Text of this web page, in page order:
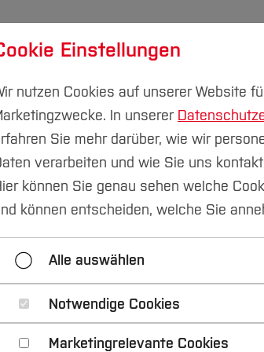
Forschung & Transfer
Qualitätsmanagement
& Evaluation Akademisches
Einstellungen
nutzen Cookies auf unserer Website
In unserer
Sie mehr darüber, wie wir
verarbeiten und wie Sie uns
können Sie genau sehen welche
können entscheiden, welche Sie
Alle auswählen
Notwendige Cookies
Marketingrelevante Cookies